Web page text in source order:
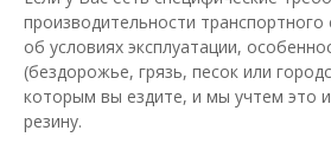
производительности транспортного
об условиях эксплуатации,
(бездорожье, грязь, песок или
которым вы ездите, и мы учтем это
резину.